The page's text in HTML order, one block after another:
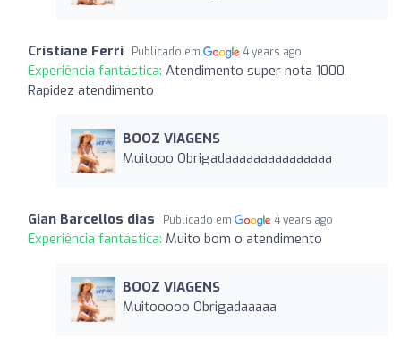
Cristiane Ferri Publicado em 4 years ago
Experiência fantástica: Atendimento super nota 1000,
Rapidez atendimento
BOOZ VIAGENS
Muitooo Obrigadaaaaaaaaaaaaaaa
Gian Barcellos dias Publicado em 4 years ago
Experiência fantástica: Muito bom o atendimento
BOOZ VIAGENS
Muitooooo Obrigadaaaaa